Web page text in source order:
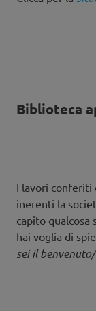
Biblioteca
I lavori conferiti
inerenti la
capito qualcosa
hai voglia di
sei il